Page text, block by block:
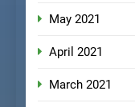
May 2021
April 2021
March 2021